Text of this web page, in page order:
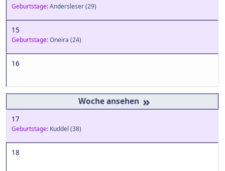
Geburtstage:Andersleser(29)
15
Geburtstage:Oneira (24)
16
»
17
Geburtstage: Kuddel (38)
18